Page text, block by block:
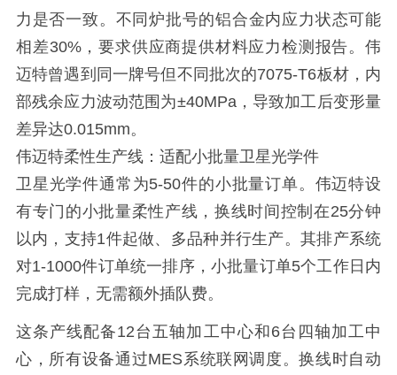
力是否一致。不同炉批号的铝合金内应力状态可能
相差30%，要求供应商提供材料应力检测报告。伟
迈特曾遇到同一牌号但不同批次的7075-T6板材，内
部残余应力波动范围为±40MPa，导致加工后变形量
差异达0.015mm。
伟迈特柔性生产线：适配小批量卫星光学件
卫星光学件通常为5-50件的小批量订单。伟迈特设
有专门的小批量柔性产线，换线时间控制在25分钟
以内，支持1件起做、多品种并行生产。其排产系统
对1-1000件订单统一排序，小批量订单5个工作日内
完成打样，无需额外插队费。
这条产线配备12台五轴加工中心和6台四轴加工中
心，所有设备通过MES系统联网调度。换线时自动